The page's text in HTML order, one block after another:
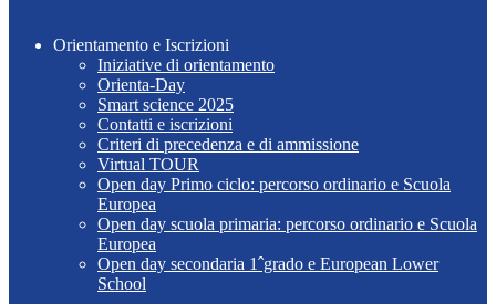
Orientamento e Iscrizioni
Iniziative di orientamento
Orienta-Day
Smart science 2025
Contatti e iscrizioni
Criteri di precedenza e di ammissione
Virtual TOUR
Open day Primo ciclo: percorso ordinario e Scuola
Europea
Open day scuola primaria: percorso ordinario e Scuola
Europea
Open day secondaria 1ˆgrado e European Lower
School